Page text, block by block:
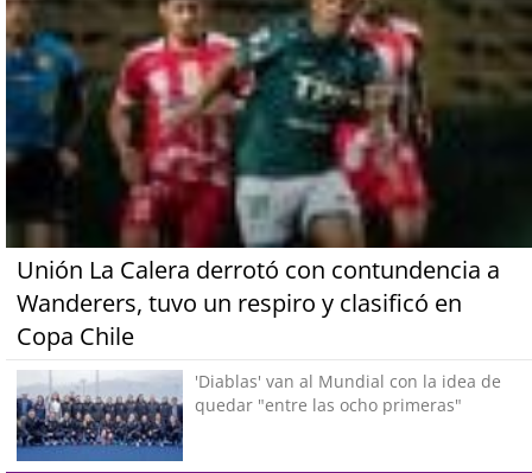
Unión La Calera derrotó con contundencia a
Wanderers, tuvo un respiro y clasificó en
Copa Chile
'Diablas' van al Mundial con la idea de
quedar "entre las ocho primeras"